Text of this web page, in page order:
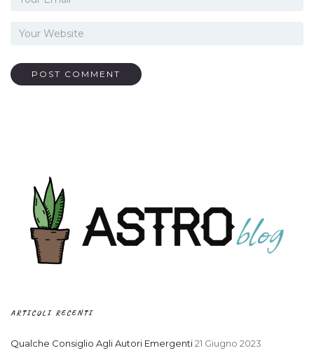
ARTICOLI RECENTI
Qualche Consiglio Agli Autori Emergenti21 Giugno 2023